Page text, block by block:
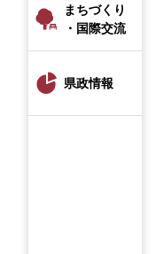
まちづくり
・国際交流
県政情報